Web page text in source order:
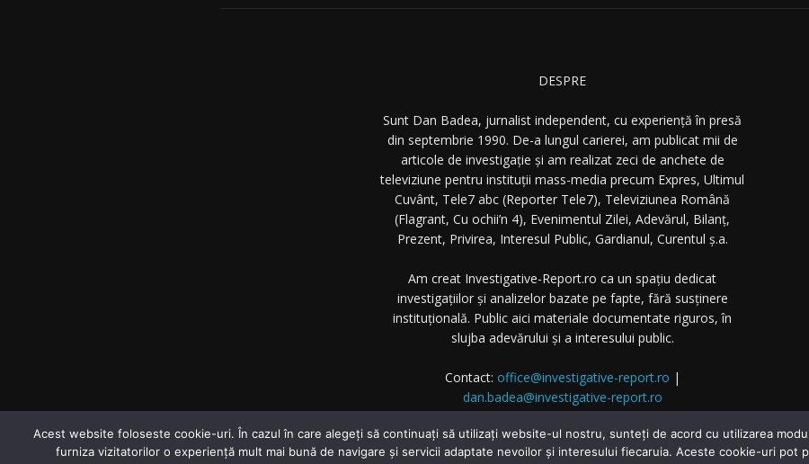
DESPRE
Sunt Dan Badea, jurnalist independent, cu experiență în presă
din septembrie 1990. De-a lungul carierei, am publicat mii de
articole de investigație și am realizat zeci de anchete de
televiziune pentru instituții mass-media precum Expres, Ultimul
Cuvânt, Tele7 abc (Reporter Tele7), Televiziunea Română
(Flagrant, Cu ochii’n 4), Evenimentul Zilei, Adevărul, Bilanț,
Prezent, Privirea, Interesul Public, Gardianul, Curentul ș.a.
Am creat Investigative-Report.ro ca un spațiu dedicat
investigațiilor și analizelor bazate pe fapte, fără susținere
instituțională. Public aici materiale documentate riguros, în
slujba adevărului și a interesului public.
Contact: office@investigative-report.ro |
dan.badea@investigative-report.ro
© 2025 Investigative-Report.ro. Toate drepturile rezervate.
Acest website foloseste cookie-uri. În cazul în care alegeți să continuați să utilizați website-ul nostru, sunteți de acord cu utilizarea
furniza vizitatorilor o experiență mult mai bună de navigare și servicii adaptate nevoilor și interesului fiecaruia. Aceste cookie-uri pot